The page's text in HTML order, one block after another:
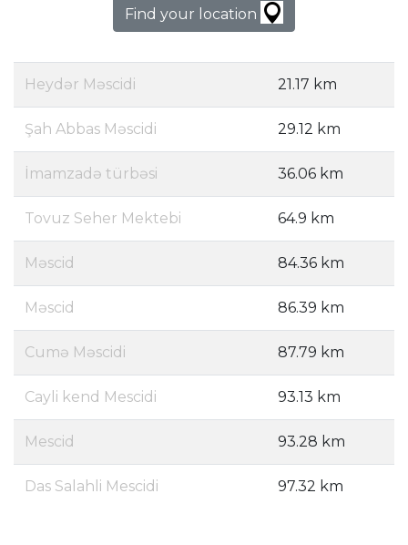
Find your location
Heydər Məscidi 21.17 km
Şah Abbas Məscidi 29.12 km
İmamzadə türbəsi 36.06 km
Tovuz Seher Mektebi 64.9 km
Məscid 84.36 km
Məscid 86.39 km
Cumə Məscidi 87.79 km
Cayli kend Mescidi 93.13 km
Mescid 93.28 km
Das Salahli Mescidi 97.32 km